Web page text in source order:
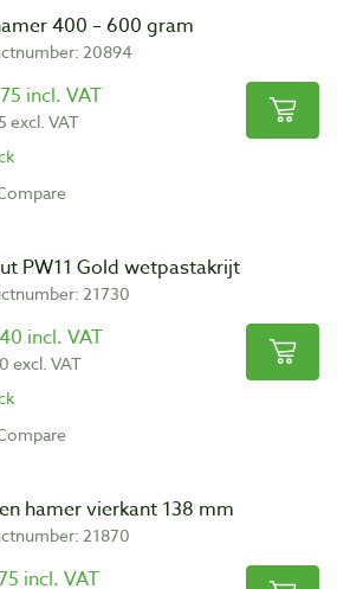
400 – 600 gram
20894
incl. VAT
excl. VAT
PW11 Gold wetpastakrijt
21730
incl. VAT
excl. VAT
hamer vierkant 138 mm
21870
incl. VAT